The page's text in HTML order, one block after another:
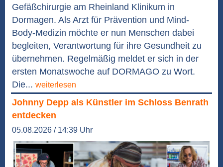
Gefäßchirurgie am Rheinland Klinikum in
Dormagen. Als Arzt für Prävention und Mind-
Body-Medizin möchte er nun Menschen dabei
begleiten, Verantwortung für ihre Gesundheit zu
übernehmen. Regelmäßig meldet er sich in der
ersten Monatswoche auf DORMAGO zu Wort.
Die... weiterlesen
Johnny Depp als Künstler im Schloss Benrath
entdecken
05.08.2026 / 14:39 Uhr